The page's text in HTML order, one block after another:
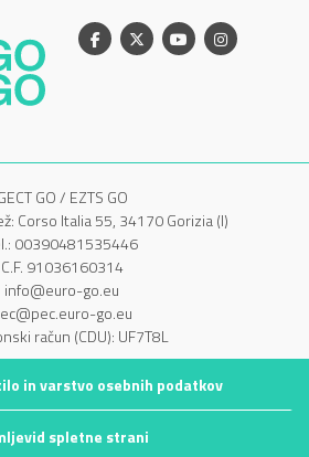
Facebook
X YoutubeInstagram
GO / EZTS GO
Corso Italia 55, 34170 Gorizia (I)
00390481535446
C.F. 91036160314
info@euro-go.eu
go.eu
račun (CDU): UF7T8L
in varstvo osebnih podatkov
spletne strani